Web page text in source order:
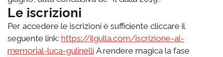
Le iscrizioni
Per accedere le iscrizioni è sufficiente cliccare il
seguente link: https://ilgulla.com/iscrizione-al-
memorial-luca-gulinelli A rendere magica la fase